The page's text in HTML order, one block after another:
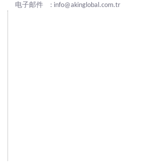
电子邮件
: info@akinglobal.com.tr